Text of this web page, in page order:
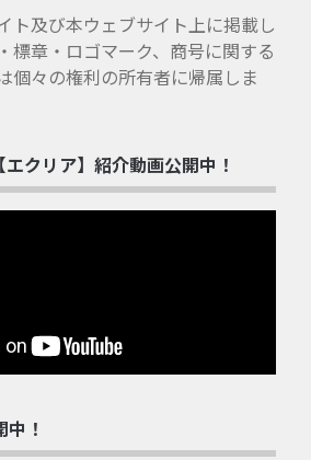
ト及び本ウェブサイト上に掲載し
標章・ロゴマーク、商号に関する
個々の権利の所有者に帰属しま
クリア】紹介動画公開中！
！